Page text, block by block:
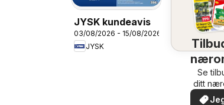
JYSK kundeavis
03/08/2026 - 15/08/2026
JYSK
Se
ditt